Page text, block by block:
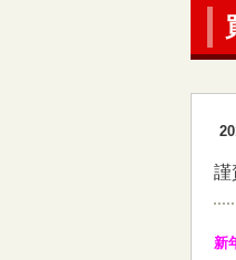
謹
新